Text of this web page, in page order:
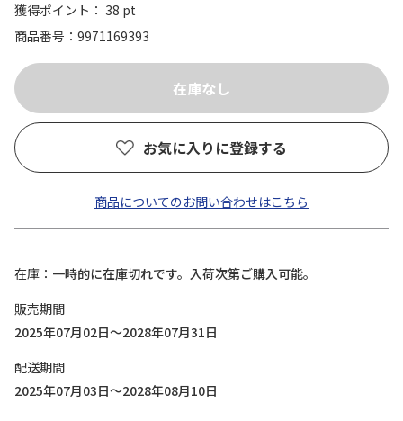
獲得ポイント： 38 pt
商品番号
9971169393
お気に入りに登録する
商品についてのお問い合わせはこちら
在庫
一時的に在庫切れです。入荷次第ご購入可能。
販売期間
2025年07月02日～2028年07月31日
配送期間
2025年07月03日～2028年08月10日